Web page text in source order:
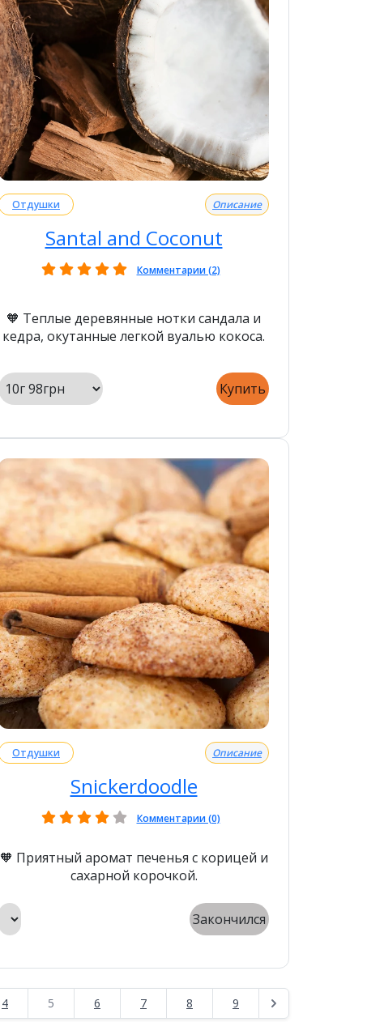
Отдушки Описание
Santal and Coconut
Комментарии (2)
🧡 Теплые деревянные нотки сандала и
кедра, окутанные легкой вуалью кокоса.
Купить
Отдушки Описание
Snickerdoodle
Комментарии (0)
🧡 Приятный аромат печенья с корицей и
сахарной корочкой.
Закончился
4 5 6 7 8 9